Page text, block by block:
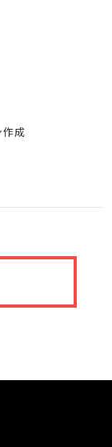
成